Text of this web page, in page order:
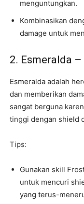
menguntungkan.
Kombinasikan
damage untuk
2. Esmeralda
Esmeralda adalah
dan memberikan
sangat berguna
tinggi dengan shield
Tips:
Gunakan skill
untuk mencuri
yang terus-